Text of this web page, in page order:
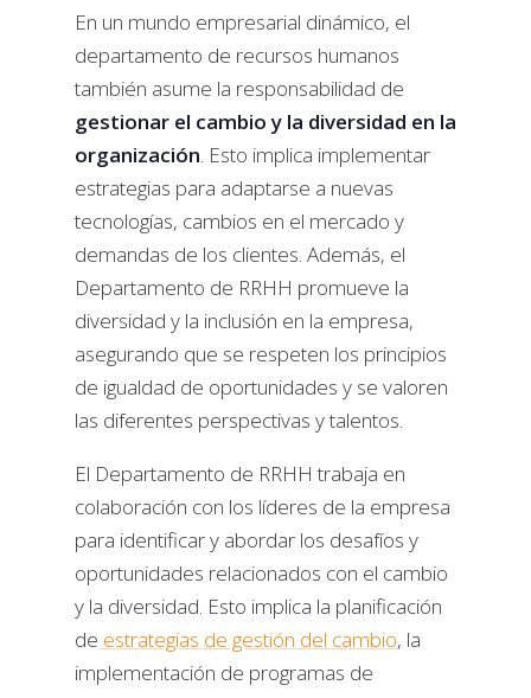
En un mundo empresarial dinámico, el
departamento de recursos humanos
también asume la responsabilidad de
gestionar el cambio y la diversidad en la
organización. Esto implica implementar
estrategias para adaptarse a nuevas
tecnologías, cambios en el mercado y
demandas de los clientes. Además, el
Departamento de RRHH promueve la
diversidad y la inclusión en la empresa,
asegurando que se respeten los principios
de igualdad de oportunidades y se valoren
las diferentes perspectivas y talentos.
El Departamento de RRHH trabaja en
colaboración con los líderes de la empresa
para identificar y abordar los desafíos y
oportunidades relacionados con el cambio
y la diversidad. Esto implica la planificación
de estrategias de gestión del cambio, la
implementación de programas de